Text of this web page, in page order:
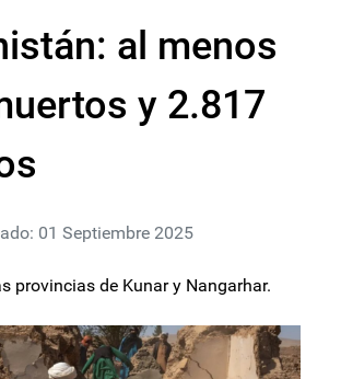
al menos
y 2.817
01 Septiembre 2025
provincias de Kunar y Nangarhar.